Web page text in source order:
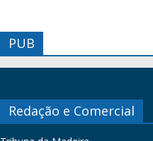
PUB
Redação e Comercial